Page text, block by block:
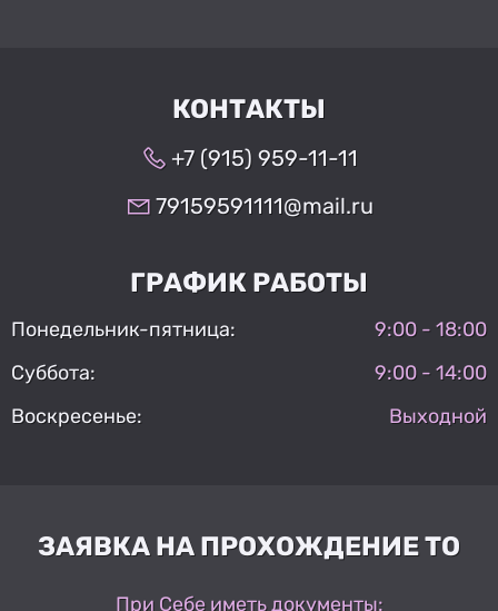
КОНТАКТЫ
+7 (915) 959-11-11
79159591111@mail.ru
ГРАФИК РАБОТЫ
Понедельник-пятница:
9:00 - 18:00
Суббота:
9:00 - 14:00
Воскресенье:
Выходной
ЗАЯВКА НА ПРОХОЖДЕНИЕ ТО
При Себе иметь документы: